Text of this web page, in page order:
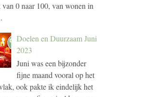
0 naar 100, van wonen in
Doelen en Duurzaam Juni
2023
Juni was een bijzonder
fijne maand vooral op het
ook pakte ik eindelijk het